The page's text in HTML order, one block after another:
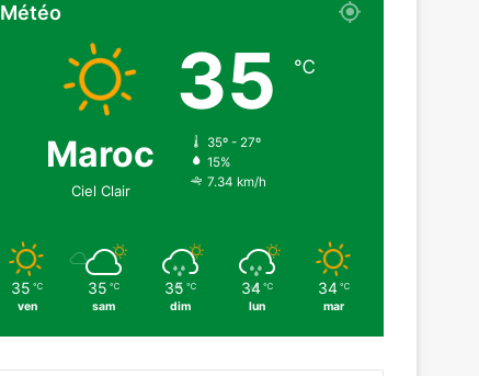
Météo
Maroc
Ciel Clair
35 ℃
35º - 27º
15%
7.34 km/h
35 ℃
ven
35 ℃
sam
35 ℃
dim
34 ℃
lun
34 ℃
mar